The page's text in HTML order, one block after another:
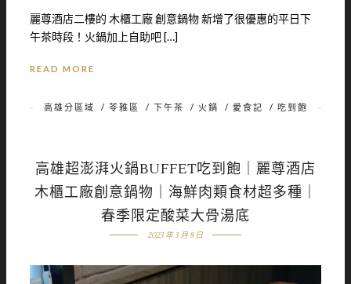
麗尊酒店二樓的 木櫃工廠 創意鍋物 新增了很優惠的平日下
午茶時段！火鍋加上自助吧 […]
READ MORE
高雄分區域 / 苓雅區 / 下午茶 / 火鍋 / 愛食記 / 吃到飽
高雄超澎湃火鍋BUFFET吃到飽｜麗尊酒店
木櫃工廠創意鍋物｜海鮮肉類食材超多種｜
春季限定酸菜大骨湯底
2023 年 3 月 8 日